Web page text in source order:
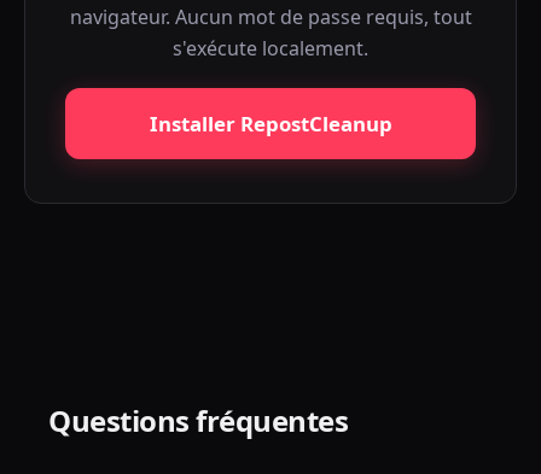
navigateur. Aucun mot de passe requis, tout
s'exécute localement.
Installer RepostCleanup
Questions fréquentes